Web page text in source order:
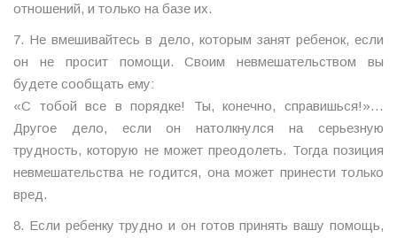
отношений, и только на базе их.
7. Не вмешивайтесь в дело, которым занят ребенок, если
он не просит помощи. Своим невмешательством вы
будете сообщать ему:
«С тобой все в порядке! Ты, конечно, справишься!»…
Другое дело, если он натолкнулся на серьезную
трудность, которую не может преодолеть. Тогда позиция
невмешательства не годится, она может принести только
вред.
8. Если ребенку трудно и он готов принять вашу помощь,